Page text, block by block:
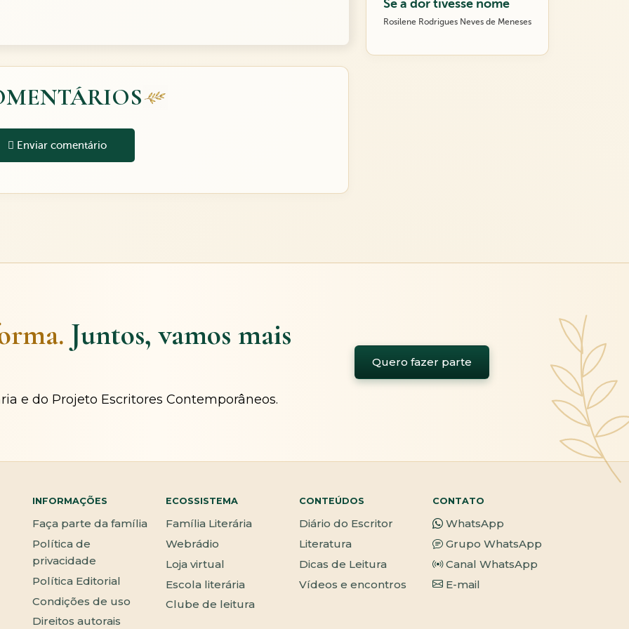
Enviar comentário
Se a dor tivesse nome
Rosilene Rodrigues Neves de Meneses
Juntos, vamos mais
e do Projeto Escritores Contemporâneos.
Quero fazer parte
INFORMAÇÕES
Faça parte da família
Política de
privacidade
Política Editorial
Condições de uso
Direitos autorais
ECOSSISTEMA
Família Literária
Webrádio
Loja virtual
Escola literária
Clube de leitura
CONTEÚDOS
Diário do Escritor
Literatura
Dicas de Leitura
Vídeos e encontros
CONTATO
WhatsApp
Grupo WhatsApp
Canal WhatsApp
E-mail